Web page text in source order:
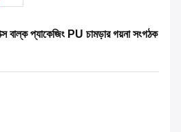
বাল্ক প্যাকেজিং PU চামড়ার গয়না সংগঠক